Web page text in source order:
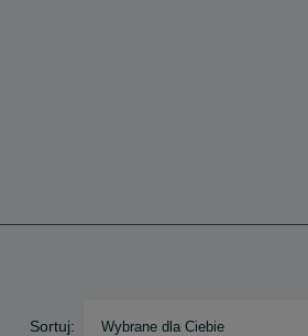
Sortuj: Wybrane dla Ciebie